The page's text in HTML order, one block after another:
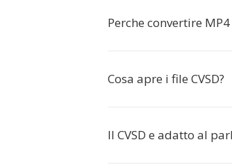
Perche convertire MP4
Cosa apre i file CVSD?
Il CVSD e adatto al